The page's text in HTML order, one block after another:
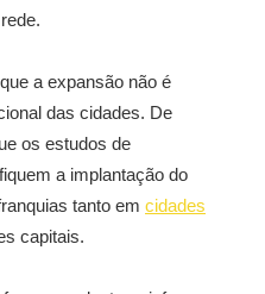
a expansão não é
das cidades. De
os estudos de
a implantação do
tanto em cidades
capitais.